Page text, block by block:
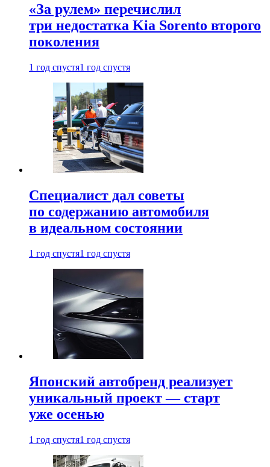
«За рулем» перечислил
три недостатка Kia Sorento второго
поколения
1 год спустя1 год спустя
Специалист дал советы
по содержанию автомобиля
в идеальном состоянии
1 год спустя1 год спустя
Японский автобренд реализует
уникальный проект — старт
уже осенью
1 год спустя1 год спустя